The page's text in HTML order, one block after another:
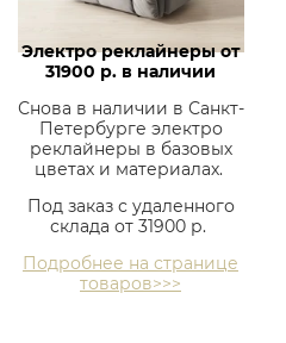
Электро реклайнеры от
31900 р. в наличии
Снова в наличии в Санкт-
Петербурге электро
реклайнеры в базовых
цветах и материалах.
Под заказ с удаленного
склада от 31900 р.
Подробнее на странице
товаров>>>